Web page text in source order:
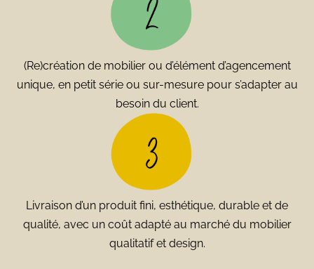
(Re)création de mobilier ou d’élément d’agencement
unique, en petit série ou sur-mesure pour s’adapter au
besoin du client.
Livraison d’un produit fini, esthétique, durable et de
qualité, avec un coût adapté au marché du mobilier
qualitatif et design.